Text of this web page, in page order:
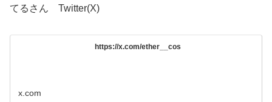
てるさん Twitter(X)
https://x.com/ether__cos
x.com